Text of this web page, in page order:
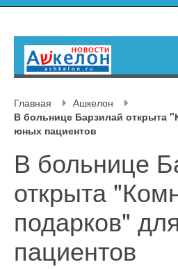
Главная
Ашкелон
В больнице Барзилай открыта
юных пациентов
В больнице
открыта
подарков"
пациентов